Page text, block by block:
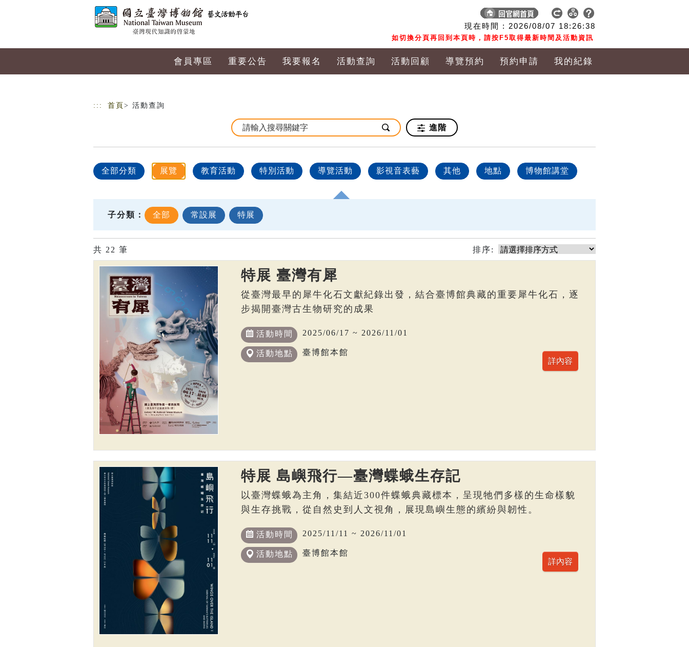
現在時間 : 2026/08/07 18:26:38
如切換分頁再回到本頁時，請按F5取得最新時間及活動資訊
會員專區 重要公告 我要報名 活動查詢 活動回顧 導覽預約 預約申請 我的紀錄
::: 首頁 > 活動查詢
進階
全部分類 展覽 教育活動 特別活動 導覽活動 影視音表藝 其他 地點 博物館講堂
子分類： 全部 常設展 特展
共 22 筆 排序:
特展 臺灣有犀
從臺灣最早的犀牛化石文獻紀錄出發，結合臺博館典藏的重要犀牛化石，逐
步揭開臺灣古生物研究的成果
活動時間 2025/06/17 ~ 2026/11/01
活動地點 臺博館本館
特展 島嶼飛行—臺灣蝶蛾生存記
以臺灣蝶蛾為主角，集結近300件蝶蛾典藏標本，呈現牠們多樣的生命樣貌
與生存挑戰，從自然史到人文視角，展現島嶼生態的繽紛與韌性。
活動時間 2025/11/11 ~ 2026/11/01
活動地點 臺博館本館